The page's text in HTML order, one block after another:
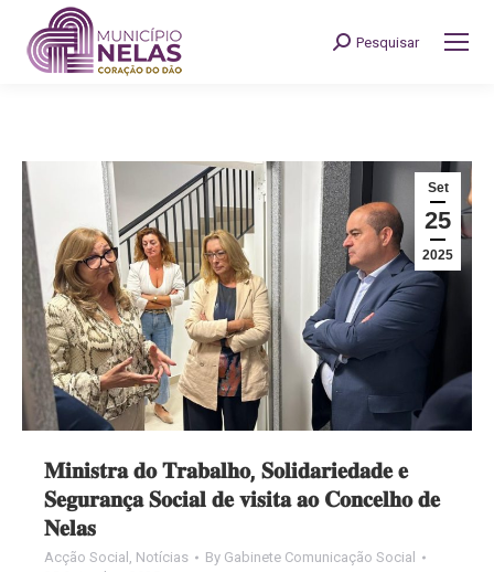
Search:
Pesquisar
Set
25
2025
𝐌𝐢𝐧𝐢𝐬𝐭𝐫𝐚 𝐝𝐨 𝐓𝐫𝐚𝐛𝐚𝐥𝐡𝐨, 𝐒𝐨𝐥𝐢𝐝𝐚𝐫𝐢𝐞𝐝𝐚𝐝𝐞 𝐞
𝐒𝐞𝐠𝐮𝐫𝐚𝐧𝐜̧𝐚 𝐒𝐨𝐜𝐢𝐚𝐥 𝐝𝐞 𝐯𝐢𝐬𝐢𝐭𝐚 𝐚𝐨 𝐂𝐨𝐧𝐜𝐞𝐥𝐡𝐨 𝐝𝐞
𝐍𝐞𝐥𝐚𝐬
Acção Social , Notícias By Gabinete Comunicação Social